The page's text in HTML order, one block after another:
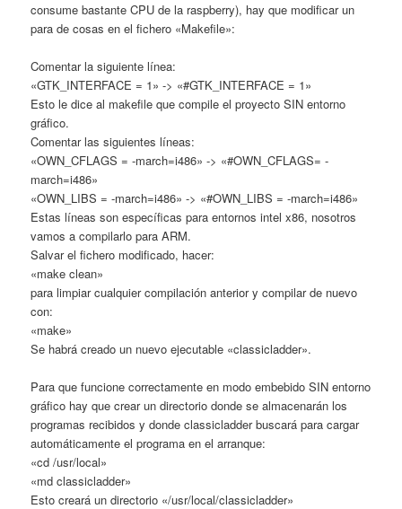
consume bastante CPU de la raspberry), hay que modificar un
para de cosas en el fichero «Makefile»:
Comentar la siguiente línea:
«GTK_INTERFACE = 1» -> «#GTK_INTERFACE = 1»
Esto le dice al makefile que compile el proyecto SIN entorno
gráfico.
Comentar las siguientes líneas:
«OWN_CFLAGS = -march=i486» -> «#OWN_CFLAGS= -
march=i486»
«OWN_LIBS = -march=i486» -> «#OWN_LIBS = -march=i486»
Estas líneas son específicas para entornos intel x86, nosotros
vamos a compilarlo para ARM.
Salvar el fichero modificado, hacer:
«make clean»
para limpiar cualquier compilación anterior y compilar de nuevo
con:
«make»
Se habrá creado un nuevo ejecutable «classicladder».
Para que funcione correctamente en modo embebido SIN entorno
gráfico hay que crear un directorio donde se almacenarán los
programas recibidos y donde classicladder buscará para cargar
automáticamente el programa en el arranque:
«cd /usr/local»
«md classicladder»
Esto creará un directorio «/usr/local/classicladder»